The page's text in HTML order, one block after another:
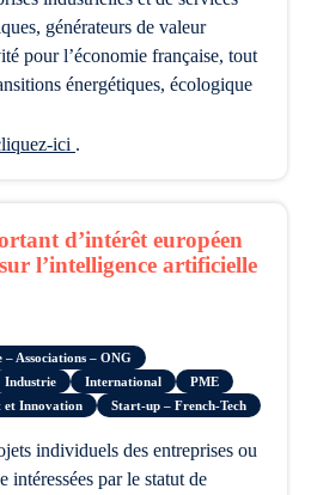
générateurs de valeur
pour l’économie française, tout
énergétiques, écologique
ici .
d’intérêt européen
l’intelligence artificielle
– Associations – ONG
Industrie International
PME
et Innovation
Start-up – French-Tech
intéressées par le statut de